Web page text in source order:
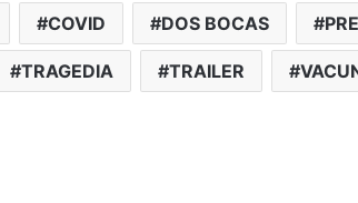
COVID DOS BOCAS
TRAGEDIA TRAILER